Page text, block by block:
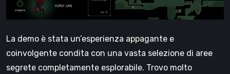
La demo è stata un’esperienza appagante e
coinvolgente condita con una vasta selezione di aree
segrete completamente esplorabile. Trovo molto